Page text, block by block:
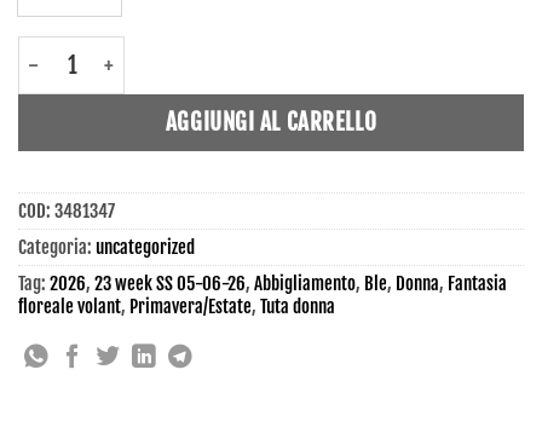
AGGIUNGI AL CARRELLO
COD: 3481347
Categoria: uncategorized
Tag: 2026, 23 week SS 05-06-26, Abbigliamento, Ble, Donna, Fantasia
floreale volant, Primavera/Estate, Tuta donna